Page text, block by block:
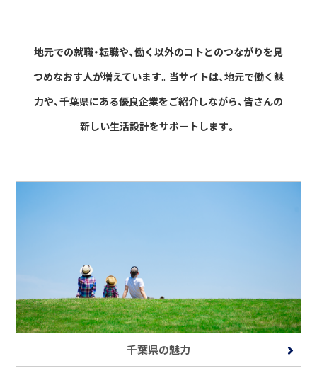
地元での就職・転職や、働く以外のコトとのつながりを見
つめなおす人が増えています。 当サイトは、地元で働く魅
力や、千葉県にある優良企業をご紹介しながら、皆さんの
新しい生活設計をサポートします。
千葉県の魅力